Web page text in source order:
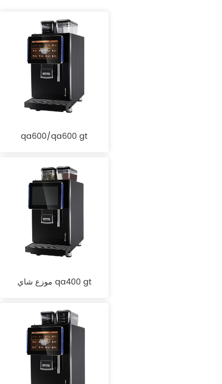
qa600/qa600 gt
موزع شاي qa400 gt